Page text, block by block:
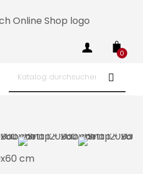
0